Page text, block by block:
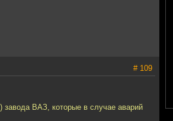
# 109
завода ВАЗ, которые в случае аварий